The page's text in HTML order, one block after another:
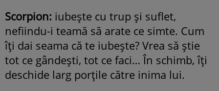
Scorpion: iubeşte cu trup şi suflet,
nefiindu-i teamă să arate ce simte. Cum
îţi dai seama că te iubeşte? Vrea să ştie
tot ce gândeşti, tot ce faci… În schimb, îţi
deschide larg porţile către inima lui.